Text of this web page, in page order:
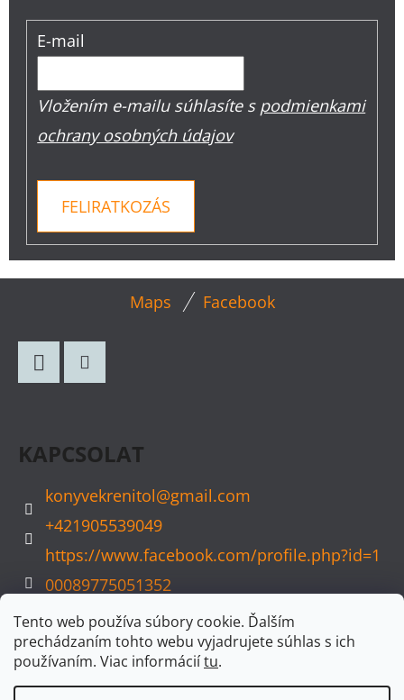
Tento web používa súbory cookie. Ďalším
prechádzaním tohto webu vyjadrujete súhlas s ich
používaním. Viac informáciítu.
E-mail
Vložením e-mailu súhlasíte s podmienkami
ochrany osobných údajov
FELIRATKOZÁS
Maps Facebook
KAPCSOLAT
konyvekrenitol@gmail.com
+421905539049
https://www.facebook.com/profile.php?id=1
00089775051352
konyvvarazs